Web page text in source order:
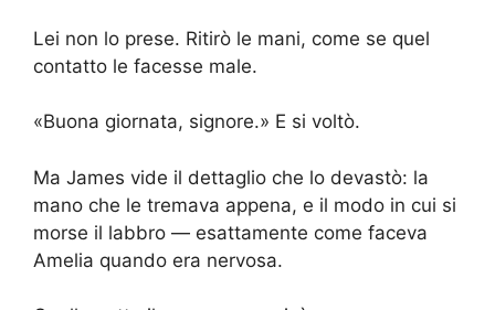
Lei non lo prese. Ritirò le mani, come se quel
contatto le facesse male.
«Buona giornata, signore.» E si voltò.
Ma James vide il dettaglio che lo devastò: la
mano che le tremava appena, e il modo in cui si
morse il labbro — esattamente come faceva
Amelia quando era nervosa.